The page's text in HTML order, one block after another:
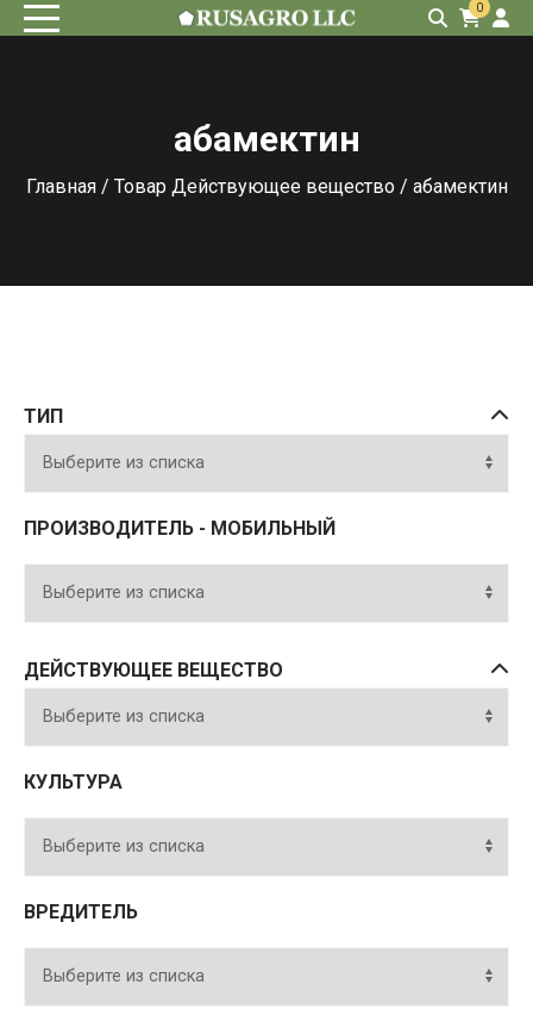
0
абамектин
Главная/ Товар Действующее вещество / абамектин
ТИП
ПРОИЗВОДИТЕЛЬ - МОБИЛЬНЫЙ
ДЕЙСТВУЮЩЕЕ ВЕЩЕСТВО
КУЛЬТУРА
ВРЕДИТЕЛЬ